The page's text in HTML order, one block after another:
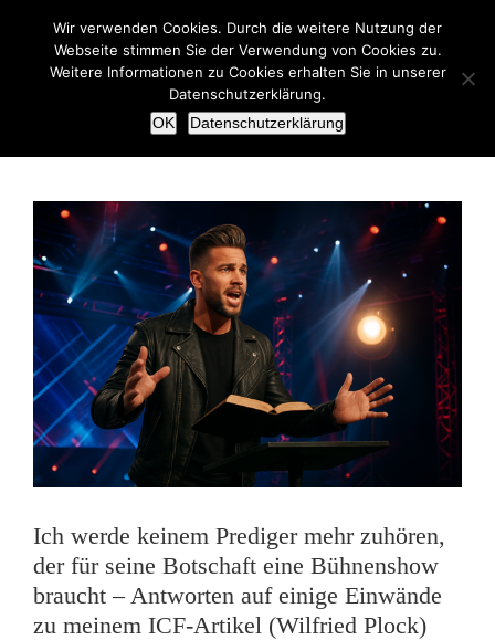
springen
Ich werde keinem Prediger mehr zuhören,
der für seine Botschaft eine Bühnenshow
braucht – Antworten auf einige Einwände
zu meinem ICF-Artikel (Wilfried Plock)
Wir verwenden Cookies. Durch die weitere Nutzung der
Webseite stimmen Sie der Verwendung von Cookies zu.
Weitere Informationen zu Cookies erhalten Sie in unserer
Datenschutzerklärung.
OK
Datenschutzerklärung